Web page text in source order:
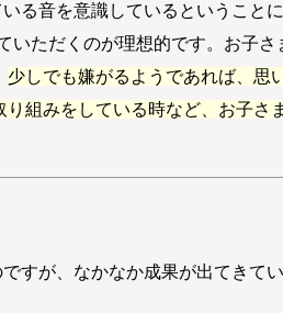
る音を意識しているというこ
いただくのが理想的です。お子
少しでも嫌がるようであれば、思
組みをしている時など、お子
すが、なかなか成果が出てき